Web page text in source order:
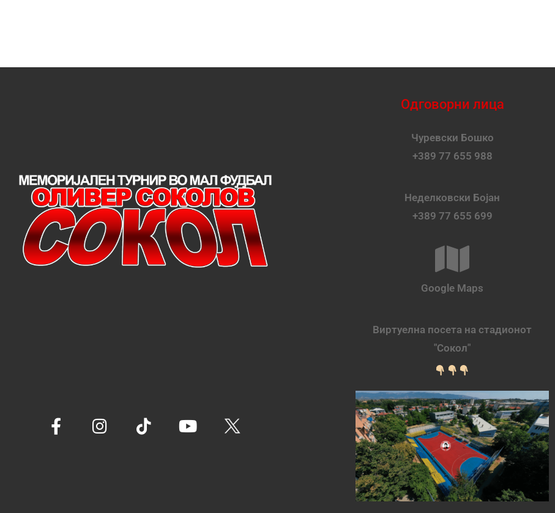
Одговорни лица
Чуревски Бошко
+389 77 655 988
Неделковски Бојан
+389 77 655 699
Google Maps
Виртуелна посета на стадионот
"Сокол"